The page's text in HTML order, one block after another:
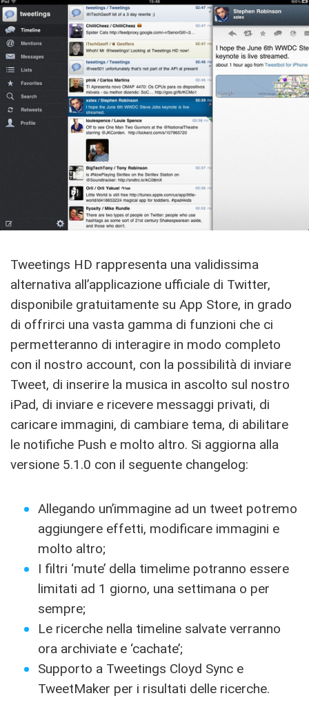
Tweetings HD rappresenta una validissima
alternativa all’applicazione ufficiale di Twitter,
disponibile gratuitamente su App Store, in grado
di offrirci una vasta gamma di funzioni che ci
permetteranno di interagire in modo completo
con il nostro account, con la possibilità di inviare
Tweet, di inserire la musica in ascolto sul nostro
iPad, di inviare e ricevere messaggi privati, di
caricare immagini, di cambiare tema, di abilitare
le notifiche Push e molto altro. Si aggiorna alla
versione 5.1.0 con il seguente changelog:
Allegando un’immagine ad un tweet potremo
aggiungere effetti, modificare immagini e
molto altro;
I filtri ‘mute’ della timelime potranno essere
limitati ad 1 giorno, una settimana o per
sempre;
Le ricerche nella timeline salvate verranno
ora archiviate e ‘cachate’;
Supporto a Tweetings Cloyd Sync e
TweetMaker per i risultati delle ricerche.